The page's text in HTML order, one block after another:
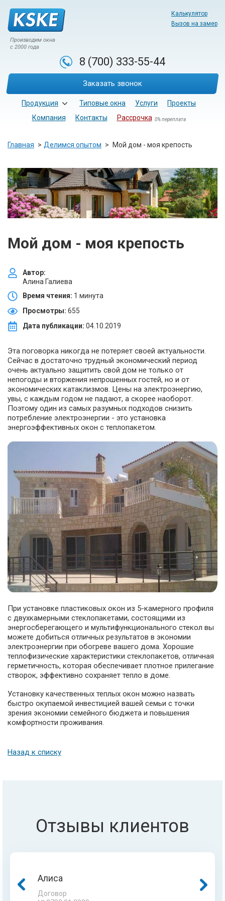
Производим окна
с 2000 года
Калькулятор
Вызов на замер
8 (700) 333-55-44
Заказать звонок
Продукция Типовые окна Услуги
Проекты
Компания
Контакты Рассрочка 0% переплата
Главная Делимся опытом Мой дом - моя крепость
Мой дом - моя крепость
Автор:
Алина Галиева
Время чтения: 1 минута
Просмотры: 655
Дата публикации: 04.10.2019
Эта поговорка никогда не потеряет своей актуальности.
Сейчас в достаточно трудный экономический период
очень актуально защитить свой дом не только от
непогоды и вторжения непрошенных гостей, но и от
экономических катаклизмов. Цены на электроэнергию,
увы, с каждым годом не падают, а скорее наоборот.
Поэтому один из самых разумных подходов снизить
потребление электроэнергии - это установка
энергоэффективных окон с теплопакетом.
При установке пластиковых окон из 5-камерного профиля
с двухкамерными стеклопакетами, состоящими из
энергосберегающего и мультифункционального стекол вы
можете добиться отличных результатов в экономии
электроэнергии при обогреве вашего дома. Хорошие
теплофизические характеристики стеклопакетов, отличная
герметичность, которая обеспечивает плотное прилегание
створок, эффективно сохраняет тепло в доме.
Установку качественных теплых окон можно назвать
быстро окупаемой инвестицией вашей семьи с точки
зрения экономии семейного бюджета и повышения
комфортности проживания.
Назад к списку
Отзывы клиентов
Алиса
Договор
Жанна
Договор
Гульнара
Договор
Асан
Договор